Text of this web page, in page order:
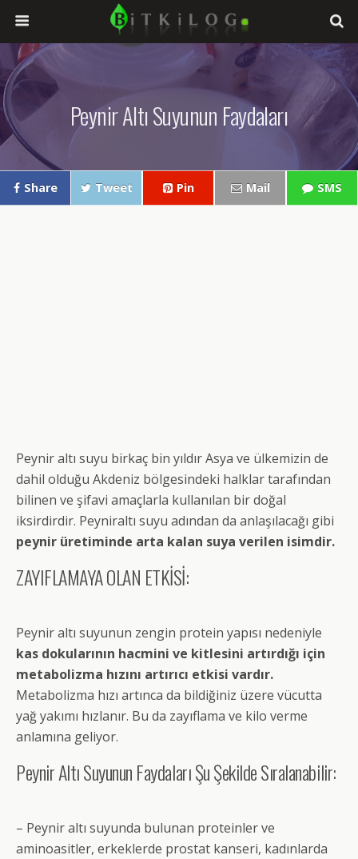
Peynir Altı Suyunun Faydaları
Share Tweet Pin Mail SMS
Peynir altı suyu birkaç bin yıldır Asya ve ülkemizin de
dahil olduğu Akdeniz bölgesindeki halklar tarafından
bilinen ve şifavi amaçlarla kullanılan bir doğal
iksirdirdir. Peyniraltı suyu adından da anlaşılacağı gibi
peynir üretiminde arta kalan suya verilen isimdir.
ZAYIFLAMAYA OLAN ETKİSİ:
Peynir altı suyunun zengin protein yapısı nedeniyle
kas dokularının hacmini ve kitlesini artırdığı için
metabolizma hızını artırıcı etkisi vardır.
Metabolizma hızı artınca da bildiğiniz üzere vücutta
yağ yakımı hızlanır. Bu da zayıflama ve kilo verme
anlamına geliyor.
Peynir Altı Suyunun Faydaları Şu Şekilde Sıralanabilir:
– Peynir altı suyunda bulunan proteinler ve
aminoasitler, erkeklerde prostat kanseri, kadınlarda